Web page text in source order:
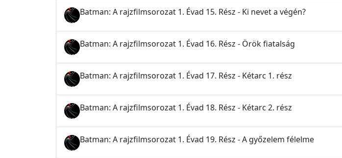
Batman: A rajzfilmsorozat 1. Évad 15. Rész - Ki nevet a végén?
Batman: A rajzfilmsorozat 1. Évad 16. Rész - Örök fiatalság
Batman: A rajzfilmsorozat 1. Évad 17. Rész - Kétarc 1. rész
Batman: A rajzfilmsorozat 1. Évad 18. Rész - Kétarc 2. rész
Batman: A rajzfilmsorozat 1. Évad 19. Rész - A győzelem félelme